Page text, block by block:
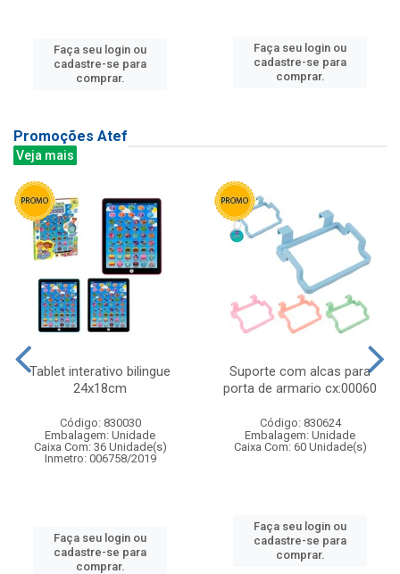
Faça seu login ou
cadastre-se para
comprar.
Faça seu login ou
cadastre-se para
comprar.
Promoções Atef
Veja mais
Tablet interativo bilingue
24x18cm
Código: 830030
Embalagem: Unidade
Caixa Com: 36 Unidade(s)
Inmetro: 006758/2019
Faça seu login ou
cadastre-se para
comprar.
Suporte com alcas para
porta de armario cx:00060
Código: 830624
Embalagem: Unidade
Caixa Com: 60 Unidade(s)
Faça seu login ou
cadastre-se para
comprar.